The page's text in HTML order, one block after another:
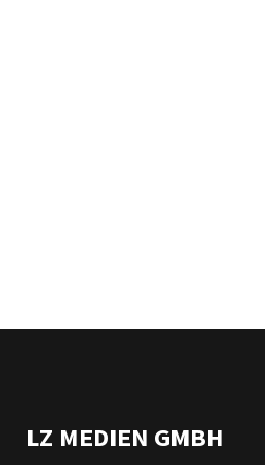
LZ MEDIEN GMBH